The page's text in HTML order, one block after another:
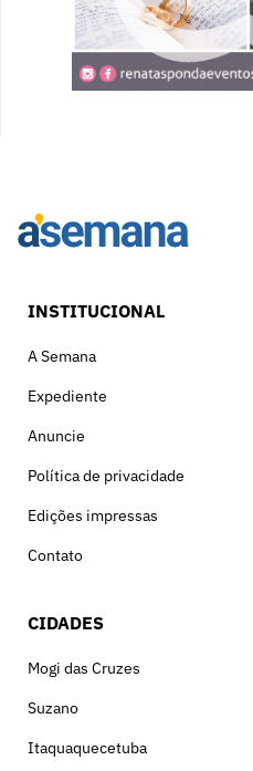
INSTITUCIONAL
A Semana
Expediente
Anuncie
Política de privacidade
Edições impressas
Contato
CIDADES
Mogi das Cruzes
Suzano
Itaquaquecetuba